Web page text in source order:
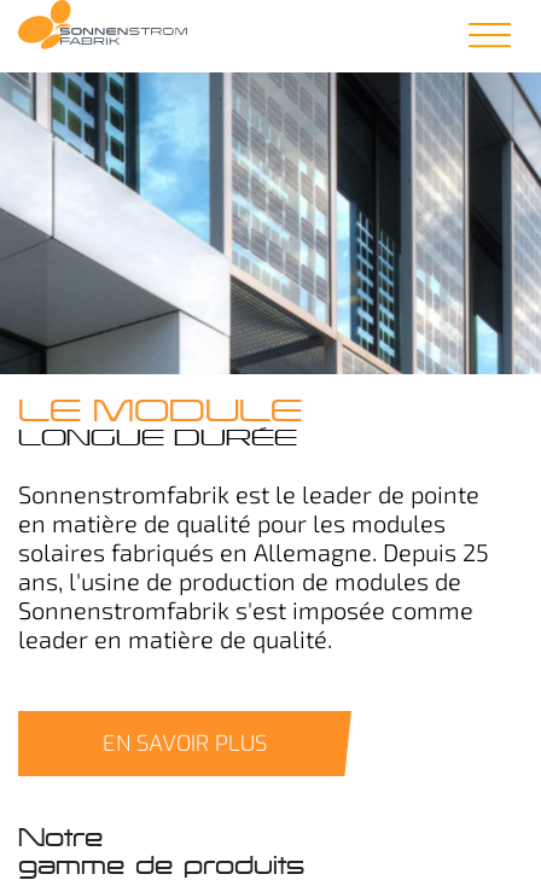
LE MODULE
LONGUE DURÉE
Sonnenstromfabrik est le leader de pointe
en matière de qualité pour les modules
solaires fabriqués en Allemagne. Depuis 25
ans, l'usine de production de modules de
Sonnenstromfabrik s'est imposée comme
leader en matière de qualité.
EN SAVOIR PLUS
Notre
gamme de produits